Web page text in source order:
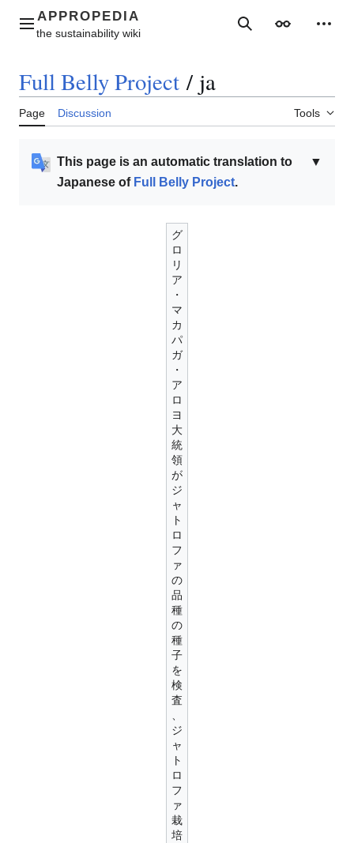
contentMain menu SearchAppearance
Full Belly Project / ja
Page Discussion Tools
▼
This page is an automatic translation to
Japanese of Full Belly Project.
グ
ロ
リ
ア
・
マ
カ
パ
ガ
・
ア
ロ
ヨ
大
統
領
が
ジ
ャ
ト
ロ
フ
ァ
の
品
種
の
種
子
を
検
査
ジ
ャ
ト
ロ
フ
ァ
栽
培